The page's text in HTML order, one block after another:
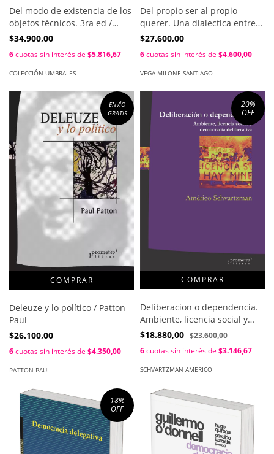
Del modo de existencia de los
objetos técnicos. 3ra ed /
Gilbert Simondon.
$34.900,00
6cuotas sin interés de $5.816,67
COLECCIÓN UMBRALES
Del propio ser al propio
querer. Una dialectica entre
el deber y el querer / Vega
$27.600,00
6cuotas sin interés de $4.600,00
VEGA MILONE SANTIAGO
ENVÍO
GRATIS
Deleuze y lo político / Patton
Paul
$26.100,00
6cuotas sin interés de $4.350,00
PATTON PAUL
20%
OFF
Deliberacion o dependencia.
Ambiente, licencia social y
democracia / Schvartzman
$18.880,00 $23.600,00
6cuotas sin interés de $3.146,67
SCHVARTZMAN AMERICO
18%
OFF